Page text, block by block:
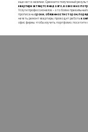
еще нет в наличии. Сравните полученный
квартире затянутся надолго, возможно
Услуги профессионалов – это более
прописаны сроки, обязанности сторон,
начать ремонт квартиры, проводит работы
офис фирмы, чтобы изучить портфолио,